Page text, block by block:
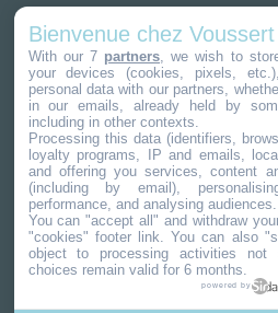
index produits
nos marques
4,8/5
733avis clients
Bienvenue chez Voussert
With our 7 partners , we wish to
your devices (cookies, pixels,
personal data with our partners,
in our emails, already held by
including in other contexts.
Processing this data (identifiers,
loyalty programs, IP and emails,
and offering you services, content
(including by email),
performance, and analysing audiences.
You can "accept all" and withdraw
"cookies" footer link . You can also
object to processing activities not
choices remain valid for 6 months.
powered by